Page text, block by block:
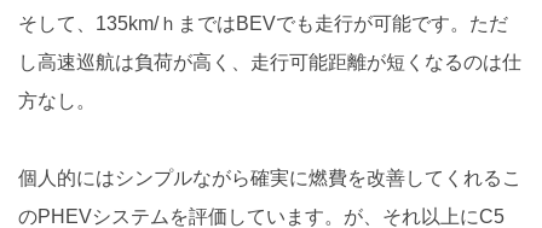
そして、135km/ｈまではBEVでも走行が可能です。ただ
し高速巡航は負荷が高く、走行可能距離が短くなるのは仕
方なし。
個人的にはシンプルながら確実に燃費を改善してくれるこ
のPHEVシステムを評価しています。が、それ以上にC5